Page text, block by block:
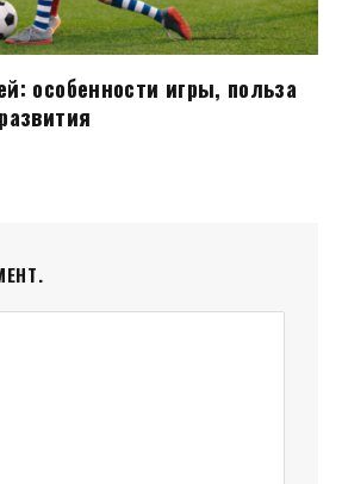
особенности игры, польза